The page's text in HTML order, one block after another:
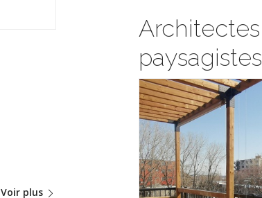
Architectes
paysagistes
Voir plus